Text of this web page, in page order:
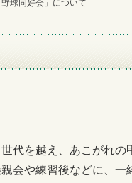
野球同好会」について
代を越え、あこがれ
会や練習後などに、